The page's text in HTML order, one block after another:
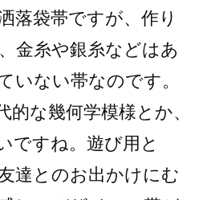
落袋帯ですが、作り
金糸や銀糸などはあ
いない帯なのです。
的な幾何学模様とか、
ですね。遊び用と
達とのお出かけにむ